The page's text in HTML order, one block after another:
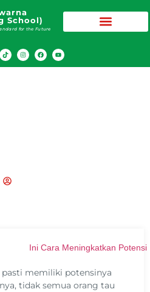
School)
for the Future
memiliki potensinya
tidak semua orang tau